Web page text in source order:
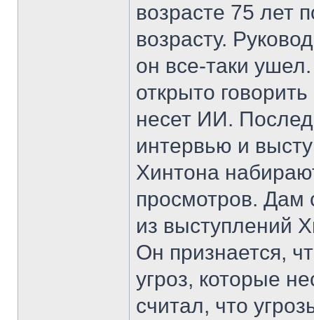
возрасте 75 лет
возрасту.
он все-таки
открыто
несет ИИ.
интервью и
Хинтона
просмотров. Дам
из выступлений
Он признается,
угроз, которые
считал, что